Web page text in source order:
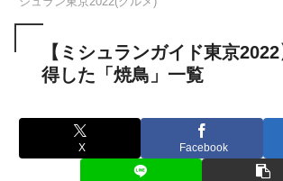
【ミシュランガイド東京
得した「焼鳥」一覧
X Facebook